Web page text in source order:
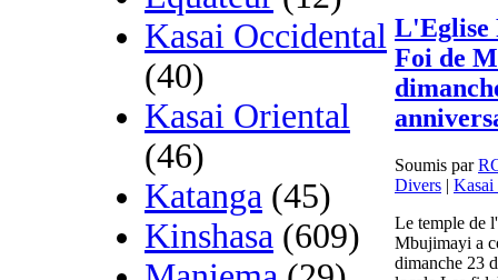
Kasai Occidental
(40)
Kasai Oriental
(46)
Katanga (45)
Kinshasa (609)
L'Eglise
Foi de
Soumis par
Divers | Kasai
Le temple de
Mbujimayi a
dimanche 23